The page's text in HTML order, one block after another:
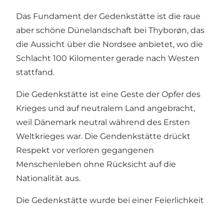
Das Fundament der Gedenkstätte ist die raue
aber schöne Dünelandschaft bei Thyborøn, das
die Aussicht über die Nordsee anbietet, wo die
Schlacht 100 Kilomenter gerade nach Westen
stattfand.
Die Gedenkstätte ist eine Geste der Opfer des
Krieges und auf neutralem Land angebracht,
weil Dänemark neutral während des Ersten
Weltkrieges war. Die Gendenkstätte drückt
Respekt vor verloren gegangenen
Menschenleben ohne Rücksicht auf die
Nationalität aus.
Die Gedenkstätte wurde bei einer Feierlichkeit